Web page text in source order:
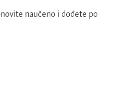
naučeno i dođete po